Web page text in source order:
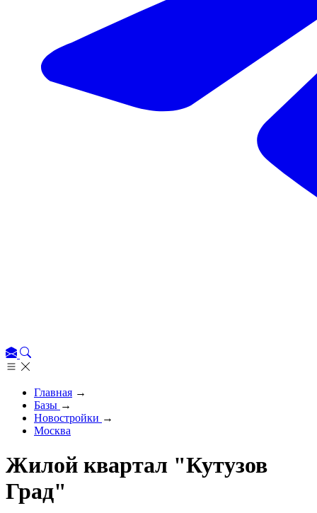
Главная →
Базы →
Новостройки →
Москва
Жилой квартал "Кутузов
Град"